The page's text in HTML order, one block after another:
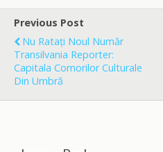
b
o
o
k
l
Previous Post
Nu Ratați Noul Număr
Transilvania Reporter:
Capitala Comorilor Culturale
Din Umbră